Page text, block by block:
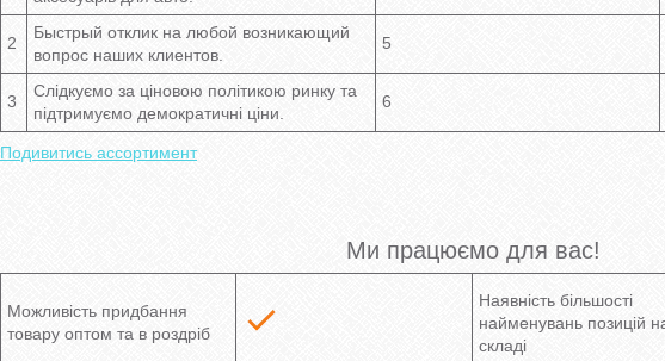
2
Быстрый отклик на любой возникающий
вопрос наших клиентов.
5
3
Слідкуємо за ціновою політикою ринку та
підтримуємо демократичні ціни.
6
Подивитись ассортимент
Ми працюємо для вас!
Можливість придбання
товару оптом та в роздріб
Наявність більшості
найменувань позицій
складі